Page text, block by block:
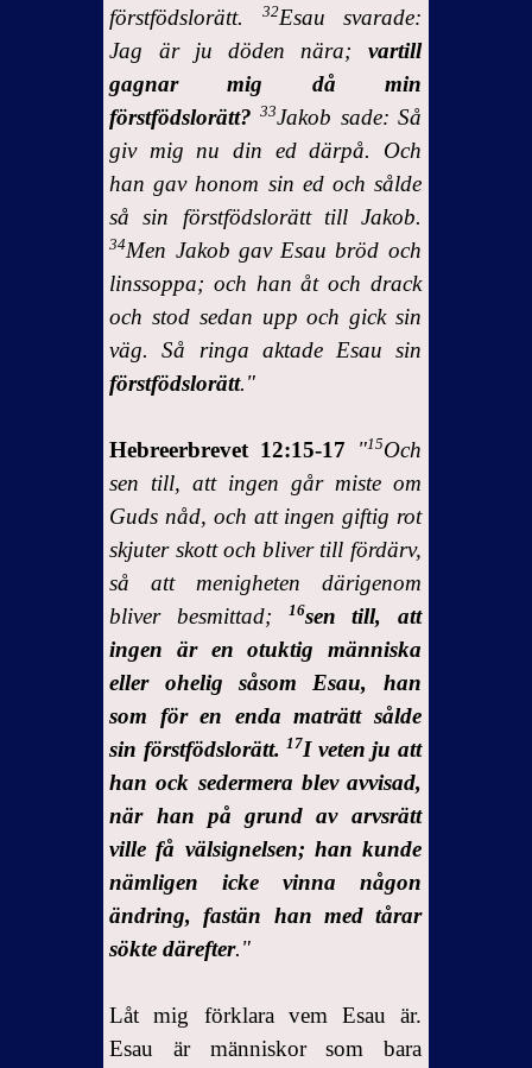
förstfödslorätt.
32Esau svarade:
Jag är ju döden nära; vartill
gagnar mig då min
förstfödslorätt? 33Jakob sade: Så
giv mig nu din ed därpå. Och
han gav honom sin ed och sålde
så sin förstfödslorätt till Jakob.
34Men Jakob gav Esau bröd och
linssoppa; och han åt och drack
och stod sedan upp och gick sin
väg. Så ringa aktade Esau sin
förstfödslorätt."
Hebreerbrevet 12:15-17 "15Och
sen till, att ingen går miste om
Guds nåd, och att ingen giftig rot
skjuter skott och bliver till fördärv,
så att menigheten därigenom
bliver besmittad;
16sen till, att
ingen är en otuktig människa
eller ohelig såsom Esau, han
som för en enda maträtt sålde
sin förstfödslorätt.17I veten ju att
han ock sedermera blev avvisad,
när han på grund av arvsrätt
ville få välsignelsen; han kunde
nämligen icke vinna någon
ändring, fastän han med tårar
sökte därefter."
Låt mig förklara vem Esau är.
Esau är människor som bara